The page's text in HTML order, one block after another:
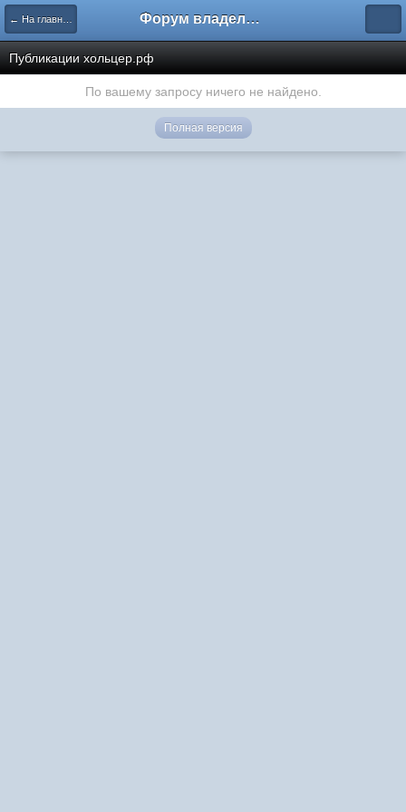
← На главную Форум владельцев интернет-магазинов
Публикации хольцер.рф
По вашему запросу ничего не найдено.
Полная версия